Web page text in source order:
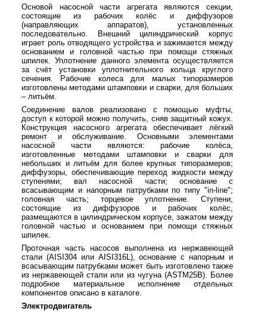
Основой насосной части агрегата являются секции,
состоящие из рабочих колёс и диффузоров
(направляющих аппаратов), установленных
последовательно. Внешний цилиндрический корпус
играет роль отводящего устройства и зажимается между
основанием и головной частью при помощи стяжных
шпилек. Уплотнение данного элемента осуществляется
за счёт установки уплотнительного кольца круглого
сечения. Рабочие колеса для малых типоразмеров
изготовлены методами штамповки и сварки, для больших
– литьём.
Соединение валов реализовано с помощью муфты,
доступ к которой можно получить, сняв защитный кожух.
Конструкция насосного агрегата обеспечивает лёгкий
ремонт и обслуживание. Основными элементами
насосной части являются: рабочие колёса,
изготовленные методами штамповки и сварки для
небольших и литьём для более крупных типоразмеров;
диффузоры, обеспечивающие переход жидкости между
ступенями; вал насосной части; основание с
всасывающим и напорным патрубками по типу "in-line";
головная часть; торцевое уплотнение. Ступени,
состоящие из диффузоров и рабочих колёс,
размещаются в цилиндрическом корпусе, зажатом между
головной частью и основанием при помощи стяжных
шпилек.
Проточная часть насосов выполнена из нержавеющей
стали (AISI304 или AISI316L), основание с напорным и
всасывающим патрубками может быть изготовлено также
из нержавеющей стали или из чугуна (ASTM25B). Более
подробное материальное исполнение отдельных
компонентов описано в каталоге.
Электродвигатель